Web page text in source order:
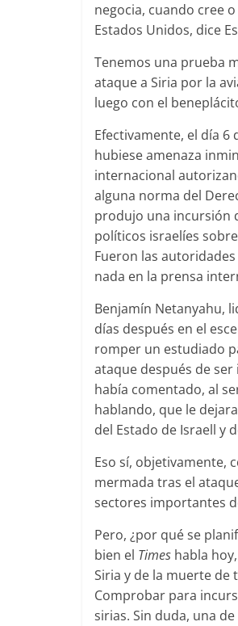
negocia, cuando cree
Estados Unidos, dice
Tenemos una prueba
ataque a Siria por la
luego con el
Efectivamente, el día
hubiese amenaza
internacional
alguna norma del
produjo una incursión
políticos israelíes
Fueron las
nada en la prensa
Benjamín Netanyahu,
días después en el
romper un estudiado
ataque después de
había comentado, al
hablando, que le
del Estado de Israell y
Eso sí, objetivamente,
mermada tras el
sectores importantes
Pero, ¿por qué se
bien el Times habla
Siria y de la muerte de
Comprobar para
sirias. Sin duda, una